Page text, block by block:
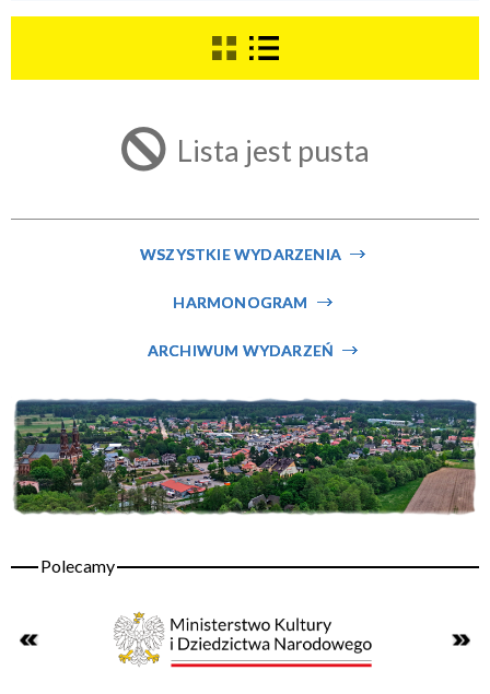
Trwające w zakresie
—
Miejsce
ten
filtr
Lista jest pusta
WSZYSTKIE WYDARZENIA
HARMONOGRAM
ARCHIWUM WYDARZEŃ